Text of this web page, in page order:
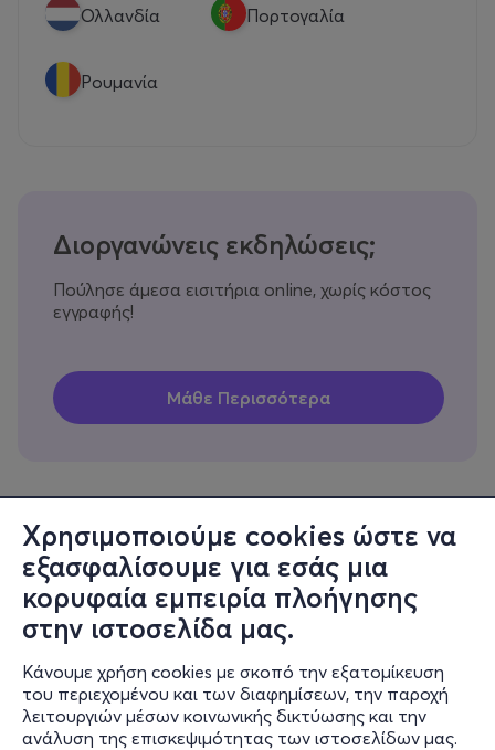
Χρησιμοποιούμε cookies ώστε να
εξασφαλίσουμε για εσάς μια
κορυφαία εμπειρία πλοήγησης
στην ιστοσελίδα μας.
Κάνουμε χρήση cookies με σκοπό την εξατομίκευση
του περιεχομένου και των διαφημίσεων, την παροχή
λειτουργιών μέσων κοινωνικής δικτύωσης και την
ανάλυση της επισκεψιμότητας των ιστοσελίδων μας.
Ολλανδία Πορτογαλία
Ρουμανία
Διοργανώνεις εκδηλώσεις;
Πούλησε άμεσα εισιτήρια online, χωρίς κόστος
εγγραφής!
Πληροφορίες
Υποστήριξη
Stay Connected